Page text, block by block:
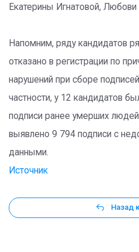
Екатерины Игнатовой, Любови
Напомним, ряду кандидатов
отказано в регистрации по
нарушений при сборе
частности, у 12 кандидатов
подписи ранее умерших
выявлено 9 794 подписи с
данными.
Источник
Назад